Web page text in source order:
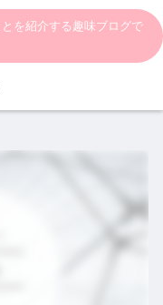
を紹介する趣味ブログで